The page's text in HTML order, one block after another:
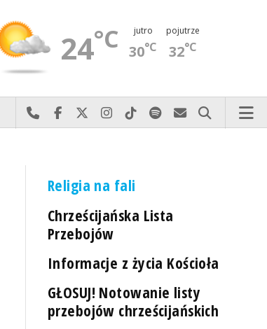
24°C jutro
30°C
pojutrze
32°C
Najlepiej po prostu do nas zadzwoń
Odwiedź nas na Facebook-u
Odwiedź nas na X
Odwiedź nas na Instagram-ie
Odwiedź nas na TikTok-u
Szukaj nas na Spotify
Wyślij do nas
Szukaj
Religia na fali
Chrześcijańska Lista
Przebojów
Informacje z życia Kościoła
GŁOSUJ! Notowanie listy
przebojów chrześcijańskich